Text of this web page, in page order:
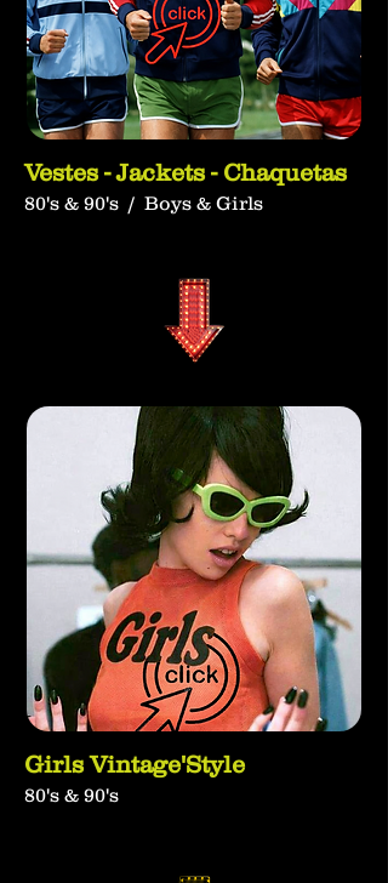
pour un projet qui me tient à cœur :
financer la création d’une émission
hebdomadaire. Chaque vêtement
acheté est donc bien plus qu’un simple
objet vintage, c’est une petite
contribution à une aventure créative et
radiophonique...
Vestes - Jackets - Chaquetas
80's & 90's / Boys & Girls
Girls Vintage'Style
80's & 90's